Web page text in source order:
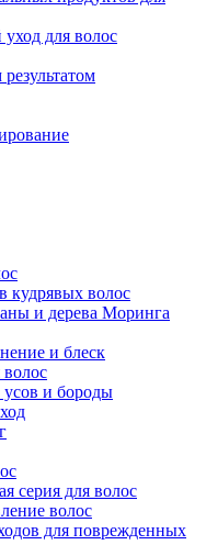
для волос
кудрявых волос
и дерева Моринга
и блеск
и бороды
серия для волос
волос
для поврежденных